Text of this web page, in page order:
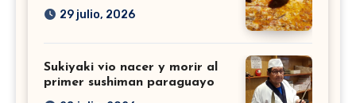
29 julio, 2026
Sukiyaki vio nacer y morir al
primer sushiman paraguayo